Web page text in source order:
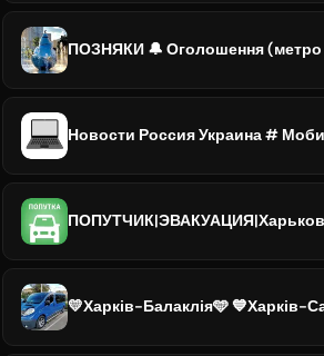
Новости Россия Украина #
💛Харків-Балаклія🩵 💙Харків-